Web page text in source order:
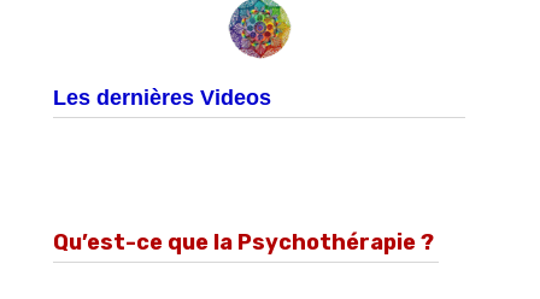
Les dernières Videos
Qu’est-ce que la Psychothérapie ?